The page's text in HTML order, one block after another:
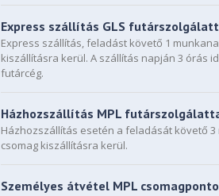
Express szállítás GLS
Express szállítás, feladást követő 1
kiszállításra kerül. A szállítás napján 3 órás
futárcég.
Házhozszállítás MPL
Házhozszállítás esetén a feladását követő
csomag kiszállításra kerül.
Személyes átvétel MPL